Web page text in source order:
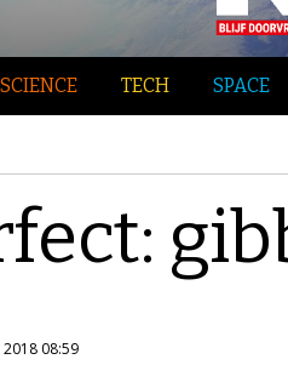
SCIENCE TECH SPACE
08:59